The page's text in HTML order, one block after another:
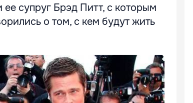
супруг Брэд Питт, с которым
о том, с кем будут жить